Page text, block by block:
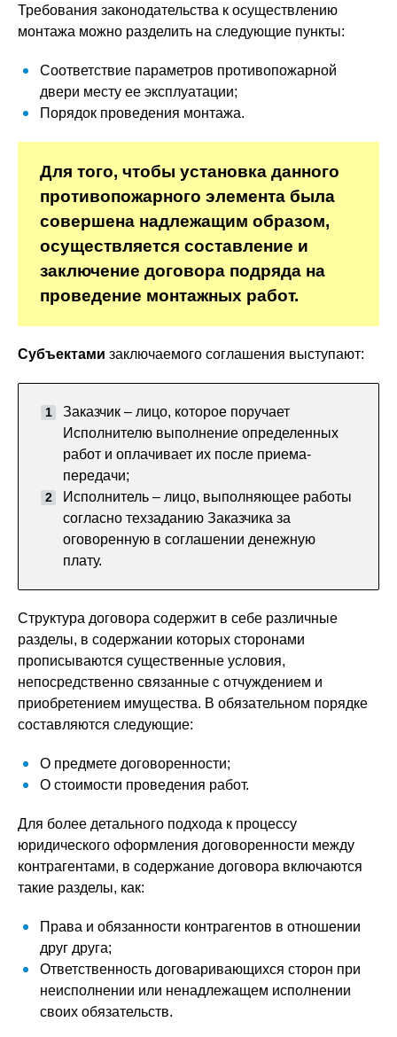
Требования законодательства к осуществлению
монтажа можно разделить на следующие пункты:
Соответствие параметров противопожарной
двери месту ее эксплуатации;
Порядок проведения монтажа.
Для того, чтобы установка данного
противопожарного элемента была
совершена надлежащим образом,
осуществляется составление и
заключение договора подряда на
проведение монтажных работ.
Субъектами заключаемого соглашения выступают:
Заказчик – лицо, которое поручает
Исполнителю выполнение определенных
работ и оплачивает их после приема-
передачи;
Исполнитель – лицо, выполняющее работы
согласно техзаданию Заказчика за
оговоренную в соглашении денежную
плату.
Структура договора содержит в себе различные
разделы, в содержании которых сторонами
прописываются существенные условия,
непосредственно связанные с отчуждением и
приобретением имущества. В обязательном порядке
составляются следующие:
О предмете договоренности;
О стоимости проведения работ.
Для более детального подхода к процессу
юридического оформления договоренности между
контрагентами, в содержание договора включаются
такие разделы, как:
Права и обязанности контрагентов в отношении
друг друга;
Ответственность договаривающихся сторон при
неисполнении или ненадлежащем исполнении
своих обязательств.